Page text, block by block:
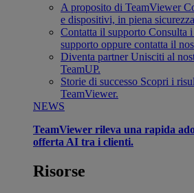
A proposito di TeamViewer
e dispositivi, in piena
Contatta il supporto Consulta
supporto oppure contatta il
Diventa partner Unisciti al
TeamUP.
Storie di successo Scopri i
TeamViewer.
NEWS
TeamViewer rileva una rapida
offerta AI tra i clienti.
Risorse